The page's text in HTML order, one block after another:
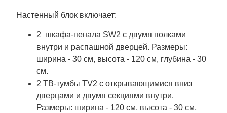
Настенный блок включает:
2 шкафа-пенала SW2 с двумя полками
внутри и распашной дверцей. Размеры:
ширина - 30 см, высота - 120 см, глубина - 30
см.
2 ТВ-тумбы TV2 с открывающимися вниз
дверцами и двумя секциями внутри.
Размеры: ширина - 120 см, высота - 30 см,